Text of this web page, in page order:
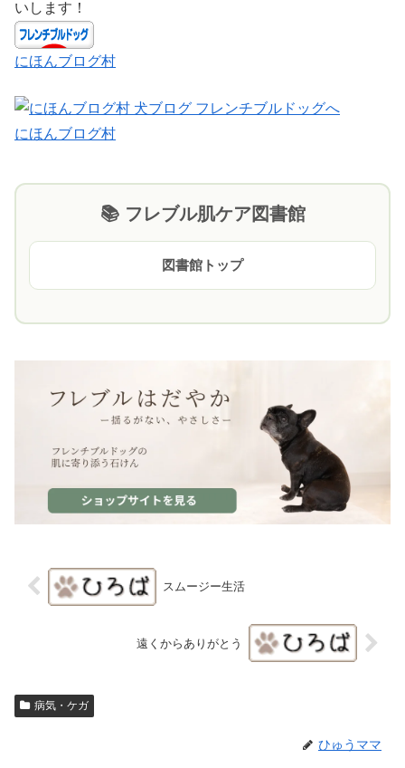
いします！
にほんブログ村
にほんブログ村
📚 フレブル肌ケア図書館
図書館トップ
スムージー生活
遠くからありがとう
病気・ケガ
ひゅうママ